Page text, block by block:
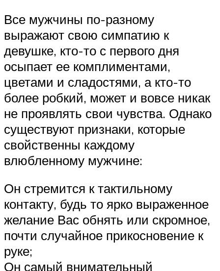
Все мужчины по-разному
выражают свою симпатию к
девушке, кто-то с первого дня
осыпает ее комплиментами,
цветами и сладостями, а кто-то
более робкий, может и вовсе никак
не проявлять свои чувства. Однако
существуют признаки, которые
свойственны каждому
влюбленному мужчине:
Он стремится к тактильному
контакту, будь то ярко выраженное
желание Вас обнять или скромное,
почти случайное прикосновение к
руке;
Он самый внимательный